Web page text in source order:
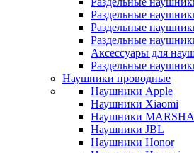
Раздельные
Раздельные
Раздельные
Аксессуары для
Раздельные
Наушники проводные
Наушники Apple
Наушники Xiaomi
Наушники
Наушники JBL
Наушники Honor